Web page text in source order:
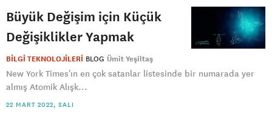
Büyük Değişim için Küçük
Değişiklikler Yapmak
BİLGİ TEKNOLOJİLERİ BLOG Ümit Yeşiltaş
New York Times'ın en çok satanlar listesinde bir numarada yer
almış Atomik Alışk...
22 MART 2022, SALI